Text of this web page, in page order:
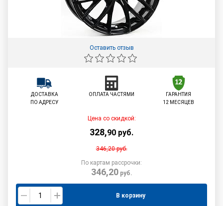
Оставить отзыв
ДОСТАВКА
ПО АДРЕСУ
ОПЛАТА ЧАСТЯМИ
ГАРАНТИЯ
12 МЕСЯЦЕВ
Цена со скидкой:
328,90 руб.
346,20руб.
По картам рассрочки:
346,20руб.
В корзину